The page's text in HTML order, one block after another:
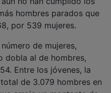
hombres parados que
por 539 mujeres.
al de hombres,
Entre los jóvenes, la
de 3.079 hombres en
arroja un montante de